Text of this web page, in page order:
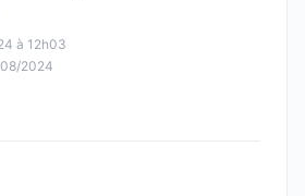
à 12h03
2024